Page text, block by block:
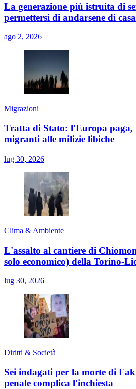
La generazione più istruita di
permettersi di andarsene di casa
ago 2, 2026
Migrazioni
Tratta di Stato: l'Europa paga,
migranti alle milizie libiche
lug 30, 2026
Clima & Ambiente
L'assalto al cantiere di
solo economico) della Torino-
lug 30, 2026
Diritti & Società
Sei indagati per la morte di
penale complica l'inchiesta